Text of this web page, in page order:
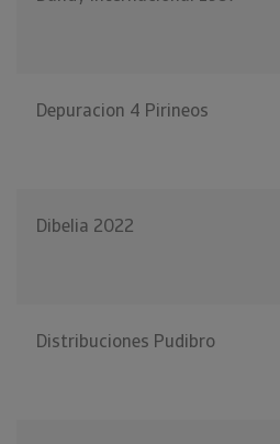
Depuracion 4 Pirineos
Dibelia 2022
Distribuciones Pudibro